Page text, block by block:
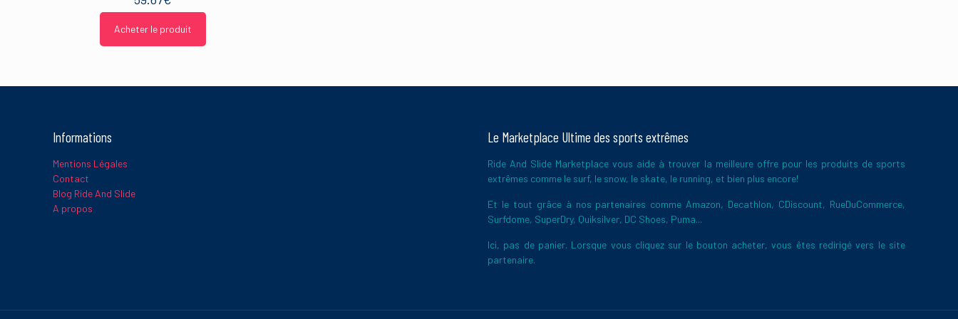
Acheter le produit
Informations
Mentions Légales
Contact
Blog Ride And Slide
A propos
Le Marketplace Ultime des sports extrêmes
Ride And Slide Marketplace vous aide à trouver la meilleure offre pour les produits de sports
extrêmes comme le surf, le snow, le skate, le running, et bien plus encore!
Et le tout grâce à nos partenaires comme Amazon, Decathlon, CDiscount, RueDuCommerce,
Surfdome, SuperDry, Quiksilver, DC Shoes, Puma...
Ici, pas de panier. Lorsque vous cliquez sur le bouton acheter, vous êtes redirigé vers le site
partenaire.